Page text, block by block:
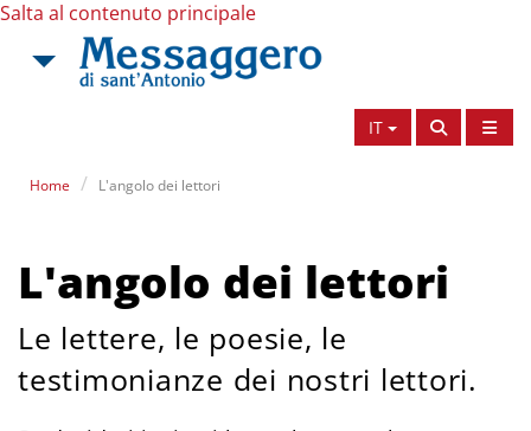
Salta al contenuto principale
IT
Home L'angolo dei lettori
L'angolo dei lettori
Le lettere, le poesie, le
testimonianze dei nostri lettori.